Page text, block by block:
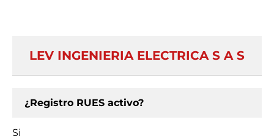
LEV INGENIERIA ELECTRICA S A S
¿Registro RUES activo?
Si